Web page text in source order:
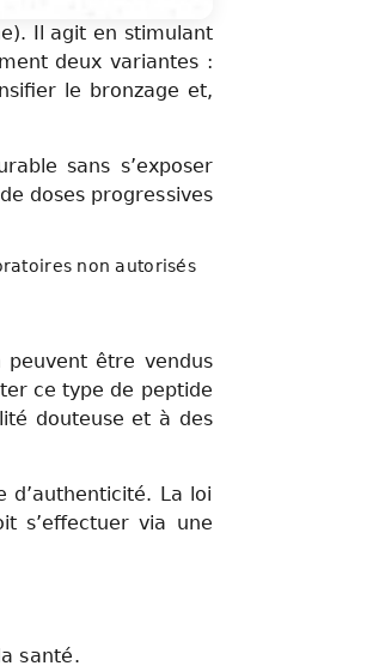
Il agit en stimulant
deux variantes :
le bronzage et,
sans s’exposer
doses progressives
non autorisés
peuvent être vendus
ce type de peptide
douteuse et à des
La loi
s’effectuer via une
santé.